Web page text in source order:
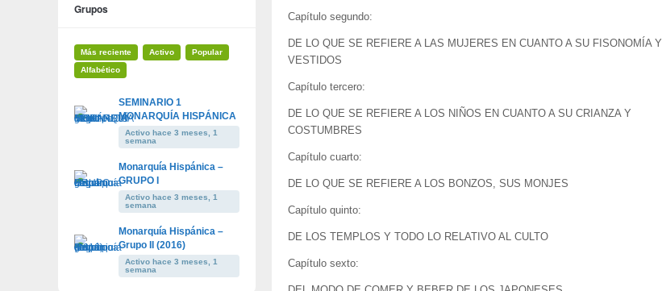
Capítulo segundo:
DE LO QUE SE REFIERE A LAS MUJERES EN CUANTO A SU FISONOMÍA Y
VESTIDOS
Capítulo tercero:
DE LO QUE SE REFIERE A LOS NIÑOS EN CUANTO A SU CRIANZA Y
COSTUMBRES
Capítulo cuarto:
DE LO QUE SE REFIERE A LOS BONZOS, SUS MONJES
Capítulo quinto:
DE LOS TEMPLOS Y TODO LO RELATIVO AL CULTO
Capítulo sexto:
Grupos
Más reciente Activo
Popular
Alfabético
SEMINARIO 1
MONARQUÍA HISPÁNICA
Activo hace 3 meses, 1
semana
Monarquía Hispánica –
GRUPO I
Activo hace 3 meses, 1
semana
Monarquía Hispánica –
Grupo II (2016)
Activo hace 3 meses, 1
semana